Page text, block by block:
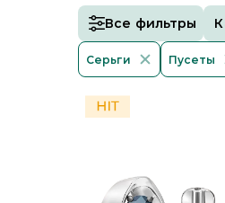
Все фильтры
Серьги Пусеты